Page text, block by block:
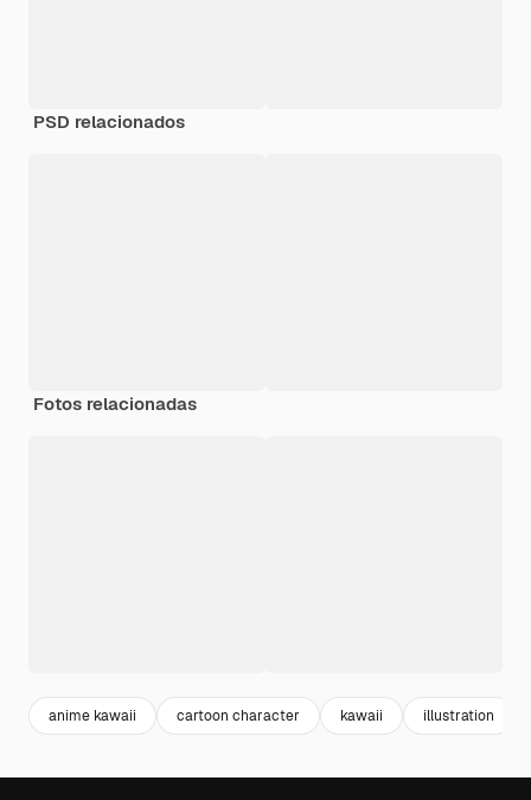
PSD relacionados
Fotos relacionadas
anime kawaii cartoon character kawaii illustration